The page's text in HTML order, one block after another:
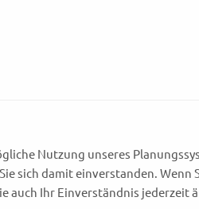
Nutzung unseres
sich damit einverstanden.
auch Ihr Einverständnis jederzeit